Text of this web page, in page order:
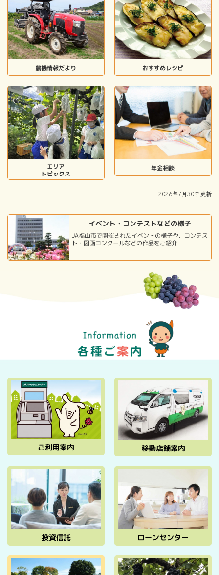
農機情報だより おすすめレシピ
エリア
トピックス
年金相談
2026年7月30日更新
イベント・コンテストなどの様子
JA福山市で開催されたイベントの様子や、コンテス
ト・図画コンクールなどの作品をご紹介
ご利用案内 移動店舗案内
投資信託 ローンセンター